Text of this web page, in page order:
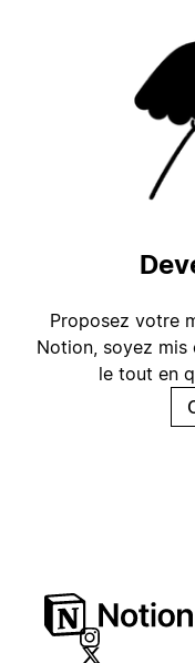
Proposez votre
Notion, soyez mis
le tout en